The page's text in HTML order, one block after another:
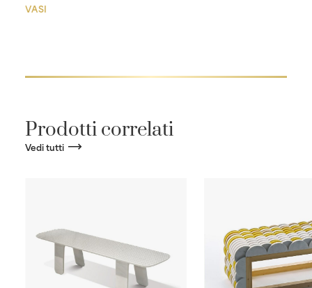
VASI
Prodotti correlati
Vedi tutti